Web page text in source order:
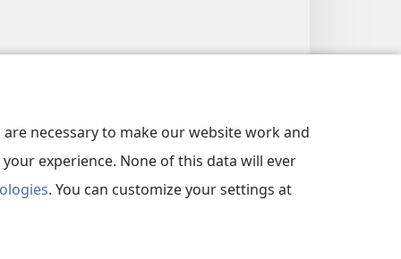
necessary to make our website work and
experience. None of this data will ever
. You can customize your settings at
အ